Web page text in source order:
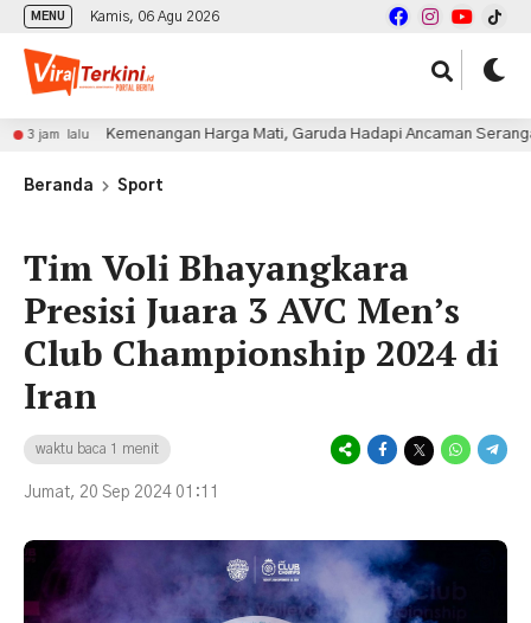
MENU Kamis, 06 Agu 2026
lalu Kemenangan Harga Mati, Garuda Hadapi Ancaman Serangan
Beranda Sport
Tim Voli Bhayangkara
Presisi Juara 3 AVC Men’s
Club Championship 2024 di
Iran
waktu baca 1 menit
Jumat, 20 Sep 2024 01:11